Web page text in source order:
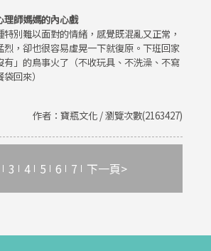
理師媽媽的內心戲
別難以面對的情緒，感覺既混亂又正常，
，卻也很容易虛晃一下就復原。下班回家
有」的鳥事火了（不收玩具、不洗澡、不寫
回來）
作者：寶瓶文化 / 瀏覽次數(2163427)
3 4 5 6 7 下一頁>